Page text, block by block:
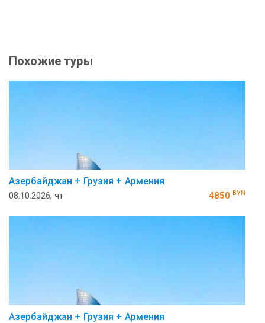
Похожие туры
Азербайджан + Грузия + Армения
08.10.2026, чт 4850 BYN
Азербайджан + Грузия + Армения